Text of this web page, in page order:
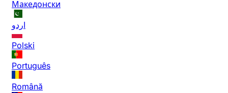
Македонски
اردو
Polski
Português
Română